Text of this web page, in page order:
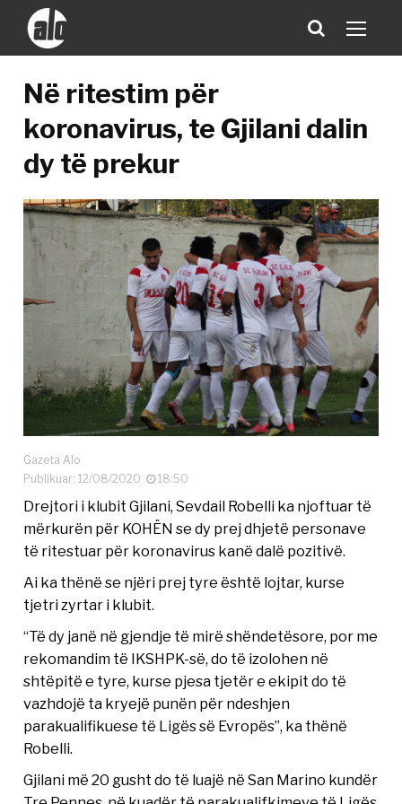
Në ritestim për
koronavirus, te Gjilani dalin
dy të prekur
Gazeta Alo
Publikuar: 12/08/2020
18:50
Drejtori i klubit Gjilani, Sevdail Robelli ka njoftuar të
mërkurën për KOHËN se dy prej dhjetë personave
të ritestuar për koronavirus kanë dalë pozitivë.
Ai ka thënë se njëri prej tyre është lojtar, kurse
tjetri zyrtar i klubit.
“Të dy janë në gjendje të mirë shëndetësore, por me
rekomandim të IKSHPK-së, do të izolohen në
shtëpitë e tyre, kurse pjesa tjetër e ekipit do të
vazhdojë ta kryejë punën për ndeshjen
parakualifikuese të Ligës së Evropës”, ka thënë
Robelli.
Gjilani më 20 gusht do të luajë në San Marino kundër